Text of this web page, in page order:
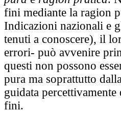
fini mediante la ragion
Indicazioni nazionali e
tenuti a conoscere), il
errori- può avvenire
questi non possono
pura ma soprattutto
guidata
fini.